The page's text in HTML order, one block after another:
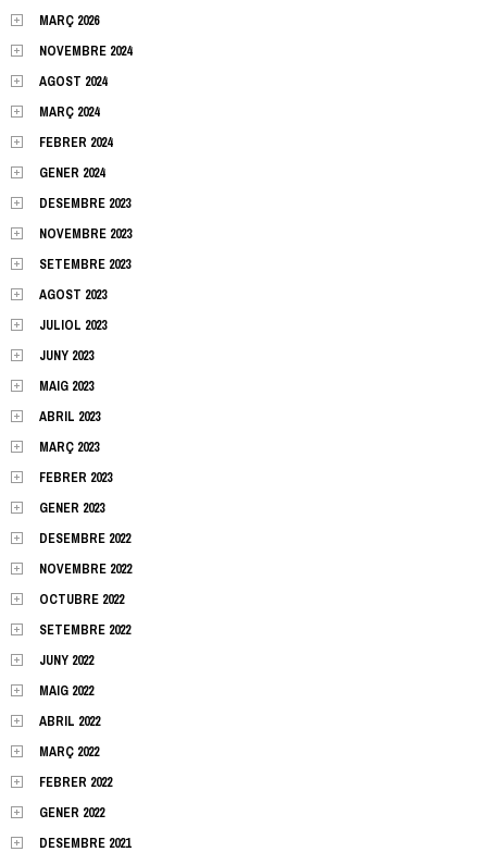
MARÇ 2026
NOVEMBRE 2024
AGOST 2024
MARÇ 2024
FEBRER 2024
GENER 2024
DESEMBRE 2023
NOVEMBRE 2023
SETEMBRE 2023
AGOST 2023
JULIOL 2023
JUNY 2023
MAIG 2023
ABRIL 2023
MARÇ 2023
FEBRER 2023
GENER 2023
DESEMBRE 2022
NOVEMBRE 2022
OCTUBRE 2022
SETEMBRE 2022
JUNY 2022
MAIG 2022
ABRIL 2022
MARÇ 2022
FEBRER 2022
GENER 2022
DESEMBRE 2021